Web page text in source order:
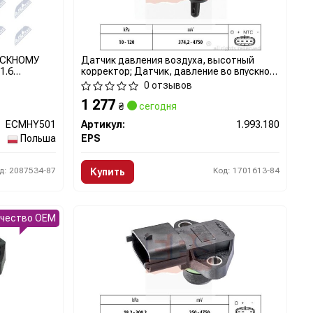
2.0
ECMHY501
Польша
2087534-87
Датчик давления воздуха, высотный
корректор; Датчик, давление во впускном
газопроводе 0 отзывов
1 277₴
сегодня
Артикул:
1.993.180
EPS
Купить Код: 1701613-84
OEM